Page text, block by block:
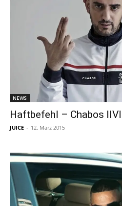
NEWS
Haftbefehl – Chabos
JUICE - 12. März 2015